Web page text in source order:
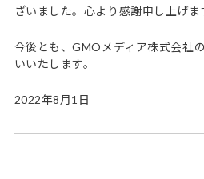
ざいました。心より感謝申し上げま
今後とも、GMOメディア株式会社
いいたします。
2022年8月1日